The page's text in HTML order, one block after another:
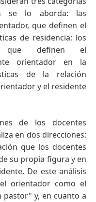
se lo aborda: las
que definen el
de residencia; los
que definen el
orientador en la
de la relación
y el residente
de los docentes
en dos direcciones:
que los docentes
su propia figura y en
De este análisis
orientador como el
y, en cuanto a